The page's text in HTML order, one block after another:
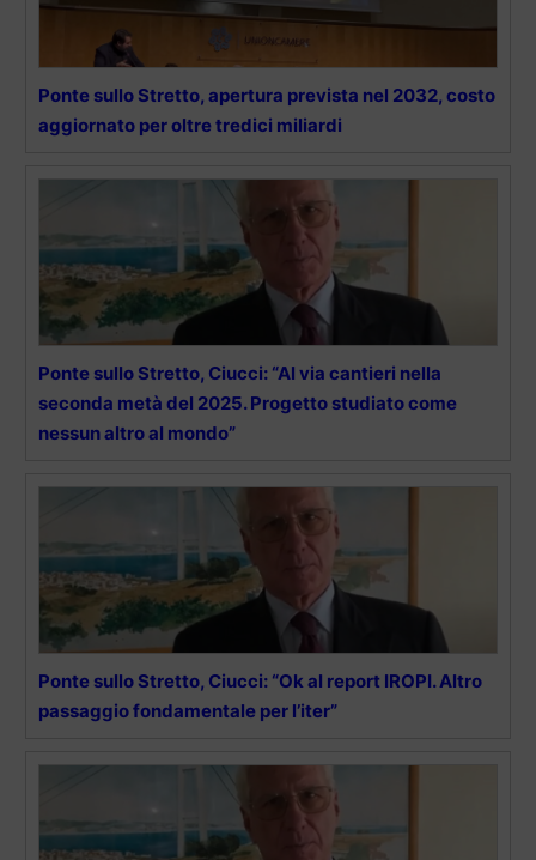
Ponte sullo Stretto, apertura prevista nel 2032, costo
aggiornato per oltre tredici miliardi
Ponte sullo Stretto, Ciucci: “Al via cantieri nella
seconda metà del 2025. Progetto studiato come
nessun altro al mondo”
Ponte sullo Stretto, Ciucci: “Ok al report IROPI. Altro
passaggio fondamentale per l’iter”